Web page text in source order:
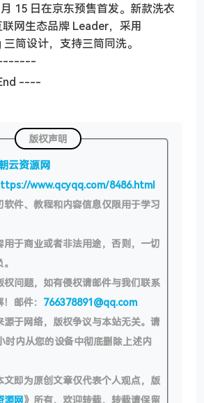
15 日在京东预售首发。新款洗衣
网生态品牌 Leader，采用
筒设计，支持三筒同洗。
----
版权声明
云资源网
www.qcyqq.com/8486.html
软件、教程和内容信息仅限用于学习
用于商业或者非法用途，否则，一切
权问题，如有侵权请邮件与我们联系
邮件： 766378891@qq.com
源于网络，版权争议与本站无关。请
时内从您的设备中彻底删除上述内
文即为原创文章仅代表个人观点，版
源网》所有，欢迎转载，转载请保留